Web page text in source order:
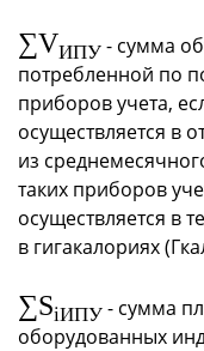
∑VИПУ - сумма
потребленной по
приборов учета,
осуществляется в
из
таких приборов
осуществляется в
в гигакалориях
∑SiИПУ - сумма
оборудованных